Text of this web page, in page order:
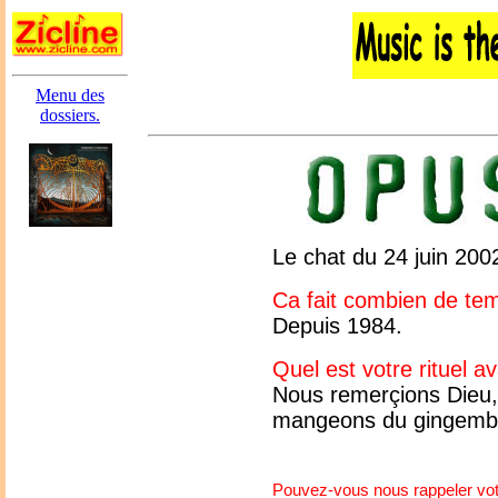
Menu des
dossiers.
Le chat du 24 juin
Ca fait combien de
Depuis 1984.
Quel est votre rituel
Nous remerçions
mangeons du
Pouvez-vous nous rappeler